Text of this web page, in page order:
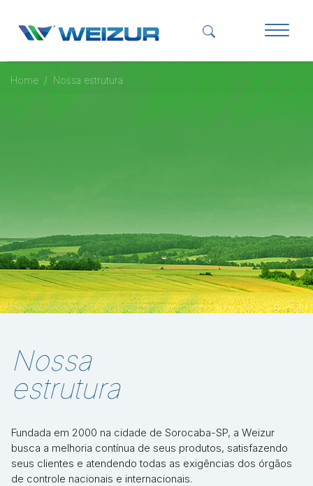
Home Nossa estrutura
Nossa
estrutura
Fundada em 2000 na cidade de Sorocaba-SP, a Weizur
busca a melhoria contínua de seus produtos, satisfazendo
seus clientes e atendendo todas as exigências dos órgãos
de controle nacionais e internacionais.